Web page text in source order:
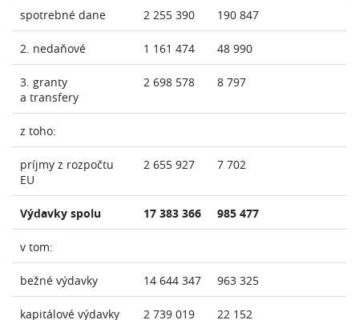
spotrebné dane 2 255 390 190 847
2. nedaňové 1 161 474 48 990
3. granty
a transfery
2 698 578 8 797
z toho:
príjmy z rozpočtu
EU
2 655 927 7 702
Výdavky spolu 17 383 366 985 477
v tom:
bežné výdavky 14 644 347 963 325
kapitálové výdavky 2 739 019 22 152